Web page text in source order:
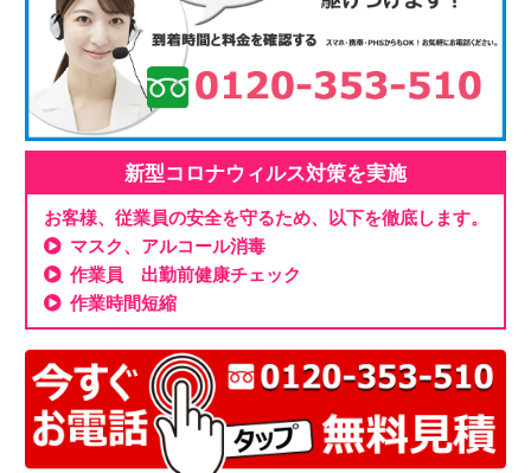
新型コロナウィルス対策を実施
お客様、従業員の安全を守るため、以下を徹底します。
マスク、アルコール消毒
作業員 出勤前健康チェック
作業時間短縮